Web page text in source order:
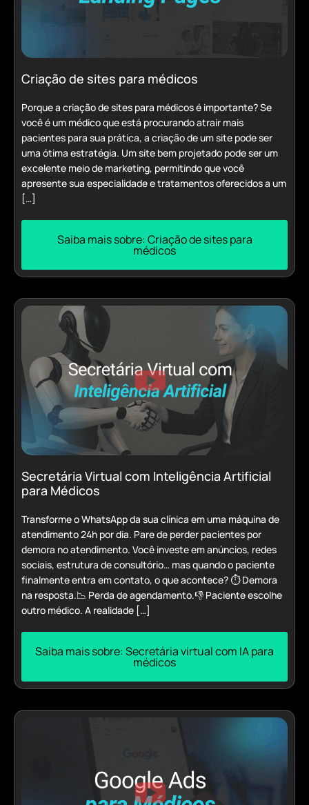
Criação de sites para médicos
Porque a criação de sites para médicos é importante? Se
você é um médico que está procurando atrair mais
pacientes para sua prática, a criação de um site pode ser
uma ótima estratégia. Um site bem projetado pode ser um
excelente meio de marketing, permitindo que você
apresente sua especialidade e tratamentos oferecidos a um
[…]
Saiba mais sobre: Criação de sites para
médicos
Secretária Virtual com Inteligência Artificial
para Médicos
Transforme o WhatsApp da sua clínica em uma máquina de
atendimento 24h por dia. Pare de perder pacientes por
demora no atendimento. Você investe em anúncios, redes
sociais, estrutura de consultório… mas quando o paciente
finalmente entra em contato, o que acontece? ⏱️ Demora
na resposta.📉 Perda de agendamento.👎 Paciente escolhe
outro médico. A realidade […]
Saiba mais sobre: Secretária virtual com IA para
médicos